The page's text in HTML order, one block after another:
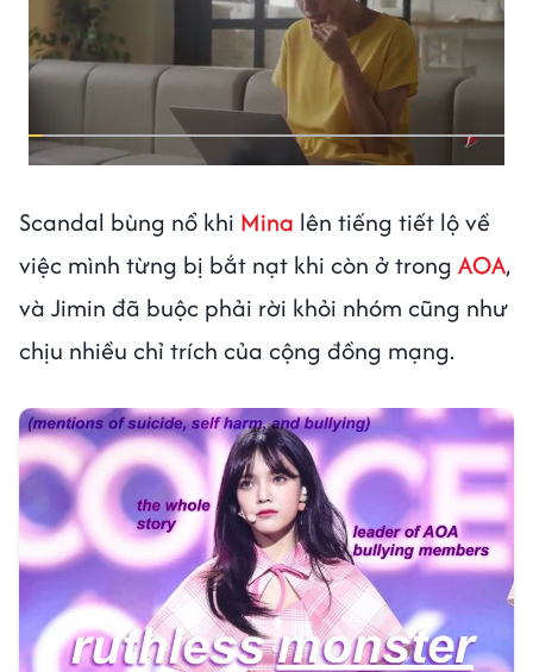
Scandal bùng nổ khi Mina lên tiếng tiết lộ về
việc mình từng bị bắt nạt khi còn ở trong AOA,
và Jimin đã buộc phải rời khỏi nhóm cũng như
chịu nhiều chỉ trích của cộng đồng mạng.